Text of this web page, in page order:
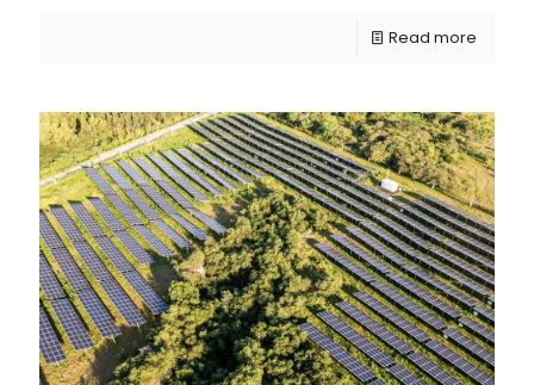
Read more